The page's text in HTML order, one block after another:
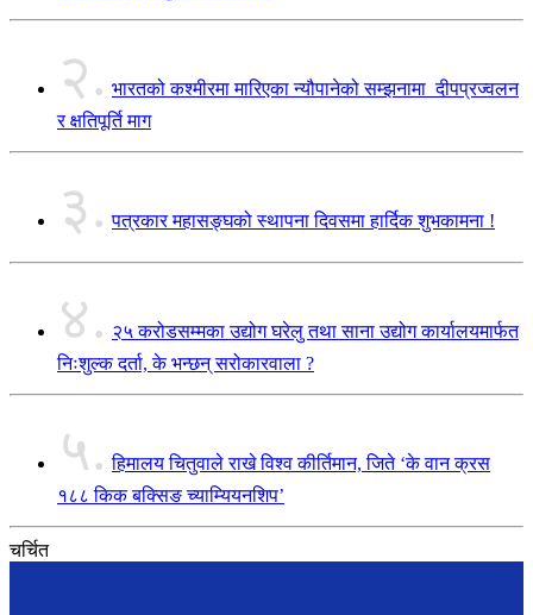
२. भारतको कश्मीरमा मारिएका न्यौपानेको सम्झनामा दीपप्रज्वलन
र क्षतिपूर्ति माग
३. पत्रकार महासङ्घको स्थापना दिवसमा हार्दिक शुभकामना !
४. २५ करोडसम्मका उद्योग घरेलु तथा साना उद्योग कार्यालयमार्फत
निःशुल्क दर्ता, के भन्छन् सरोकारवाला ?
५. हिमालय चितुवाले राखे विश्व कीर्तिमान, जिते ‘के वान क्रस
१८८ किक बक्सिङ च्याम्यियनशिप’
चर्चित